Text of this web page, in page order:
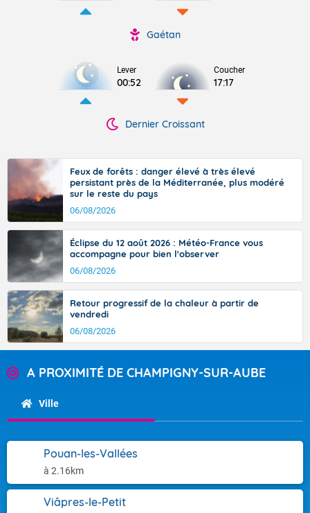
Gaétan
Lever
00:52
Coucher
17:17
Dernier Croissant
Feux de forêts : danger élevé à très élevé
persistant près de la Méditerranée, plus modéré
sur le reste du pays
06/08/2026
Éclipse du 12 août 2026 : Météo-France vous
accompagne pour bien l'observer
06/08/2026
Retour progressif de la chaleur à partir de
vendredi
06/08/2026
A PROXIMITÉ DE CHAMPIGNY-SUR-AUBE
Ville
Pouan-les-Vallées
à 2.16km
Viâpres-le-Petit